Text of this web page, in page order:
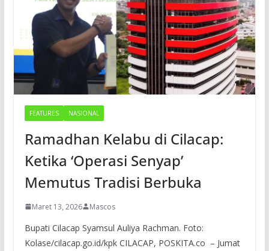
FEATURES NASIONAL
Ramadhan Kelabu di Cilacap:
Ketika ‘Operasi Senyap’
Memutus Tradisi Berbuka
Maret 13, 2026 Mascos
Bupati Cilacap Syamsul Auliya Rachman. Foto:
Kolase/cilacap.go.id/kpk CILACAP, POSKITA.co – Jumat